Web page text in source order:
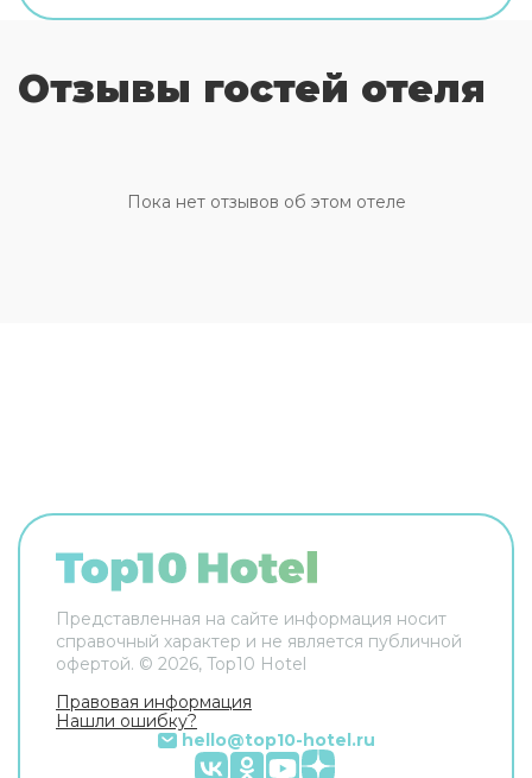
В гостевом доме есть бесплатный Wi-Fi. Для
путешественников на машине организована
передвижения возможна организация
трансфера. Доступная среда: работает лифт. А
Отзывы гостей отеля
Пока нет отзывов об этом отеле
Представленная на сайте информация носит
справочный характер и не является публичной
офертой. © 2026, Top10 Hotel
Правовая информация
Нашли ошибку?
hello@top10-hotel.ru